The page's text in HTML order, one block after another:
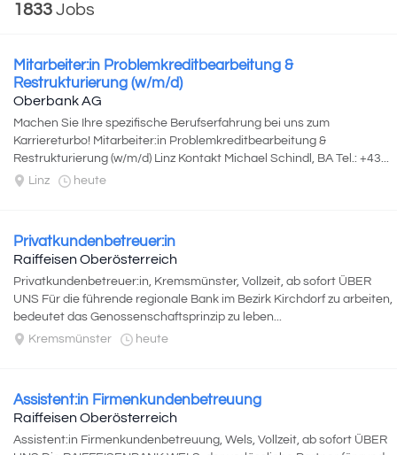
1833 Jobs
Mitarbeiter:in Problemkreditbearbeitung &
Restrukturierung (w/m/d)
Oberbank AG
Machen Sie Ihre spezifische Berufserfahrung bei uns zum
Karriereturbo! Mitarbeiter:in Problemkreditbearbeitung &
Restrukturierung (w/m/d) Linz Kontakt Michael Schindl, BA Tel.: +43...
Linz
heute
Privatkundenbetreuer:in
Raiffeisen Oberösterreich
Privatkundenbetreuer:in, Kremsmünster, Vollzeit, ab sofort ÜBER
UNS Für die führende regionale Bank im Bezirk Kirchdorf zu arbeiten,
bedeutet das Genossenschaftsprinzip zu leben...
Kremsmünster
heute
Assistent:in Firmenkundenbetreuung
Raiffeisen Oberösterreich
Assistent:in Firmenkundenbetreuung, Wels, Vollzeit, ab sofort ÜBER